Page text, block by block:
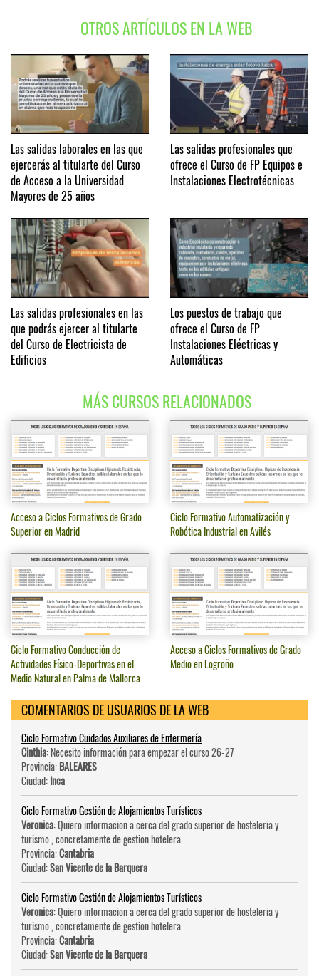
OTROS ARTÍCULOS EN LA WEB
Las salidas laborales en las que
ejercerás al titularte del Curso
de Acceso a la Universidad
Mayores de 25 años
Las salidas profesionales que
ofrece el Curso de FP Equipos e
Instalaciones Electrotécnicas
Las salidas profesionales en las
que podrás ejercer al titularte
del Curso de Electricista de
Edificios
Los puestos de trabajo que
ofrece el Curso de FP
Instalaciones Eléctricas y
Automáticas
MÁS CURSOS RELACIONADOS
Acceso a Ciclos Formativos de Grado
Superior en Madrid
Ciclo Formativo Automatización y
Robótica Industrial en Avilés
Ciclo Formativo Conducción de
Actividades Físico-Deportivas en el
Medio Natural en Palma de Mallorca
Acceso a Ciclos Formativos de Grado
Medio en Logroño
COMENTARIOS DE USUARIOS DE LA WEB
Ciclo Formativo Cuidados Auxiliares de Enfermería
Cinthia: Necesito información para empezar el curso 26-27
Provincia:BALEARES
Ciudad:Inca
Ciclo Formativo Gestión de Alojamientos Turísticos
Veronica: Quiero informacion a cerca del grado superior de hosteleri­a y
turismo , concretamente de gestion hotelera
Provincia:Cantabria
Ciudad:San Vicente de la Barquera
Ciclo Formativo Gestión de Alojamientos Turísticos
Veronica: Quiero informacion a cerca del grado superior de hosteleri­a y
turismo , concretamente de gestion hotelera
Provincia:Cantabria
Ciudad:San Vicente de la Barquera